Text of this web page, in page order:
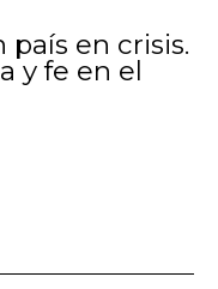
en crisis.
y fe en el